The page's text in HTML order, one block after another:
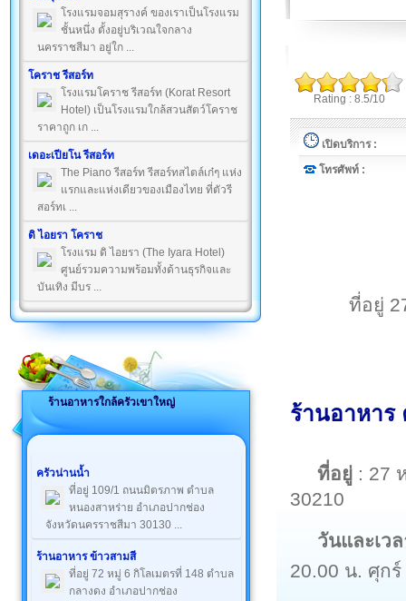
โรงแรมจอมสุรางค์ ของเราเป็นโรงแรม
ชั้นหนึ่ง ตั้งอยู่บริเวณใจกลาง
นครราชสีมา อยู่ใก ...
โคราช รีสอร์ท
โรงแรมโคราช รีสอร์ท (Korat Resort
Hotel) เป็นโรงแรมใกล้สวนสัตว์โคราช
ราคาถูก เก ...
เดอะเปียโน รีสอร์ท
The Piano รีสอร์ท รีสอร์ทสไตล์เก๋ๆ แห่ง
แรกและแห่งเดียวของเมืองไทย ที่ตัวรี
สอร์ทเ ...
ดิ ไอยรา โคราช
โรงแรม ดิ ไอยรา (The Iyara Hotel)
ศูนย์รวมความพร้อมทั้งด้านธุรกิจและ
บันเทิง มีบร ...
ร้านอาหารใกล้ครัวเขาใหญ่
ครัวน่านน้ำ
ที่อยู่ 109/1 ถนนมิตรภาพ ตำบล
หนองสาหร่าย อำเภอปากช่อง
จังหวัดนครราชสีมา 30130 ...
ร้านอาหาร ข้าวสามสี
ที่อยู่ 72 หมู่ 6 กิโลเมตรที่ 148 ตำบล
กลางดง อำเภอปากช่อง
Rating : 8.5/10
เปิดบริการ :
โทรศัพท์ :
ที่อยู่
ร้านอาหาร
ที่อยู่ : 27
30210
วันและเว
20.00 น. ศุก